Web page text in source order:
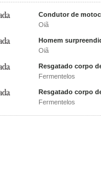
Condutor de
Oiã
Homem
Oiã
Resgatado corpo
Fermentelos
Resgatado corpo
Fermentelos